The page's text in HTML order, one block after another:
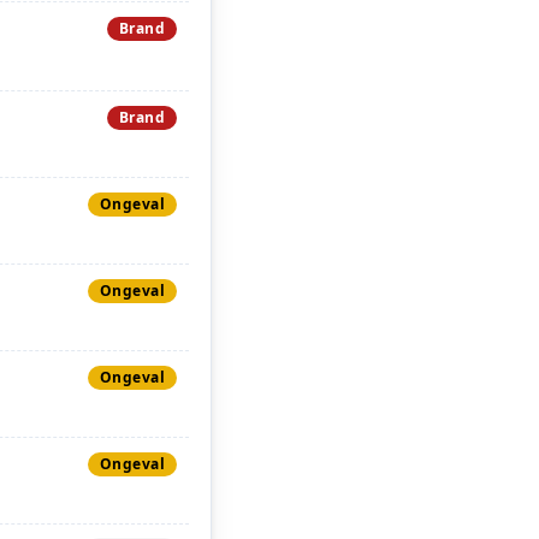
Brand
Brand
Ongeval
Ongeval
Ongeval
Ongeval